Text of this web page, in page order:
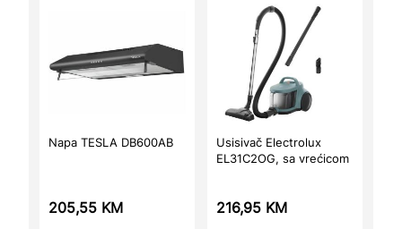
Napa TESLA DB600AB
205,55 KM
Usisivač Electrolux
EL31C2OG, sa vrećicom
216,95 KM